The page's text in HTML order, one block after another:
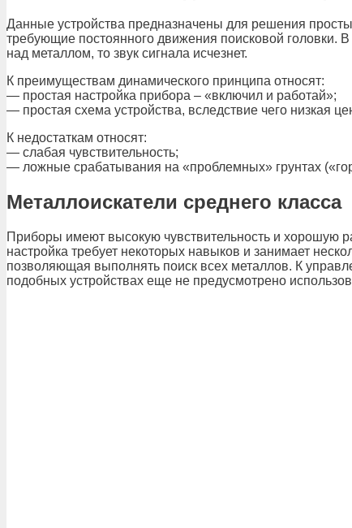
Данные устройства предназначены для решения
требующие постоянного движения поисковой головки.
над металлом, то звук сигнала исчезнет.
К преимуществам динамического принципа относят:
— простая настройка прибора – «включил и работай»;
— простая схема устройства, вследствие чего низкая
К недостаткам относят:
— слабая чувствительность;
— ложные срабатывания на «проблемных» грунтах
Металлоискатели среднего класса
Приборы имеют высокую чувствительность и хорошую
настройка требует некоторых навыков и занимает
позволяющая выполнять поиск всех металлов. К
подобных устройствах еще не предусмотрено